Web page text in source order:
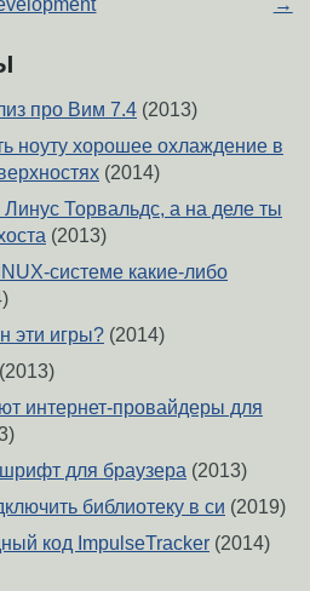
→
про Вим 7.4 (2013)
ноуту хорошее охлаждение в
(2014)
Торвальдс, а на деле ты
(2013)
системе какие-либо
эти игры? (2014)
(2013)
интернет-провайдеры для
для браузера (2013)
библиотеку в си (2019)
код ImpulseTracker (2014)